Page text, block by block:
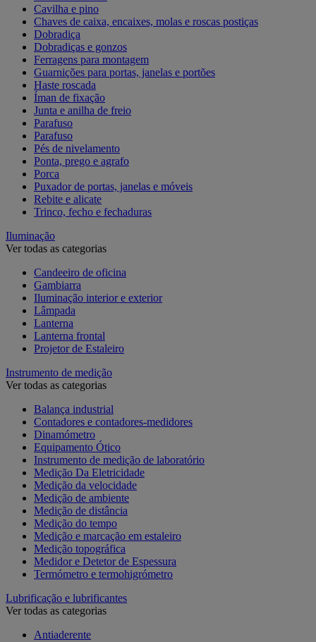
Cavilha e pino
Chaves de caixa, encaixes, molas e roscas postiças
Dobradiça
Dobradiças e gonzos
Ferragens para montagem
Guarnições para portas, janelas e portões
Haste roscada
Íman de fixação
Junta e anilha de freio
Parafuso
Parafuso
Pés de nivelamento
Ponta, prego e agrafo
Porca
Puxador de portas, janelas e móveis
Rebite e alicate
Trinco, fecho e fechaduras
Iluminação
Ver todas as categorias
Candeeiro de oficina
Gambiarra
Iluminação interior e exterior
Lâmpada
Lanterna
Lanterna frontal
Projetor de Estaleiro
Instrumento de medição
Ver todas as categorias
Balança industrial
Contadores e contadores-medidores
Dinamómetro
Equipamento Ótico
Instrumento de medição de laboratório
Medição Da Eletricidade
Medição da velocidade
Medição de ambiente
Medição de distância
Medição do tempo
Medição e marcação em estaleiro
Medição topográfica
Medidor e Detetor de Espessura
Termómetro e termohigrómetro
Lubrificação e lubrificantes
Ver todas as categorias
Antiaderente